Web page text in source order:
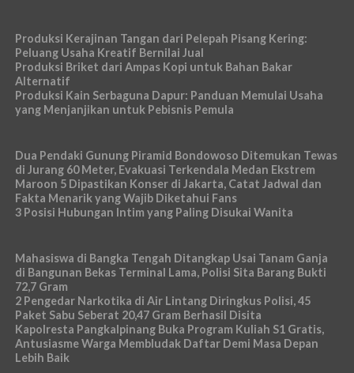
Produksi Kerajinan Tangan dari Pelepah Pisang Kering:
Peluang Usaha Kreatif Bernilai Jual
Produksi Briket dari Ampas Kopi untuk Bahan Bakar
Alternatif
Produksi Kain Serbaguna Dapur: Panduan Memulai Usaha
yang Menjanjikan untuk Pebisnis Pemula
Dua Pendaki Gunung Piramid Bondowoso Ditemukan Tewas
di Jurang 60 Meter, Evakuasi Terkendala Medan Ekstrem
Maroon 5 Dipastikan Konser di Jakarta, Catat Jadwal dan
Fakta Menarik yang Wajib Diketahui Fans
3 Posisi Hubungan Intim yang Paling Disukai Wanita
Mahasiswa di Bangka Tengah Ditangkap Usai Tanam Ganja
di Bangunan Bekas Terminal Lama, Polisi Sita Barang Bukti
72,7 Gram
2 Pengedar Narkotika di Air Lintang Diringkus Polisi, 45
Paket Sabu Seberat 20,47 Gram Berhasil Disita
Kapolresta Pangkalpinang Buka Program Kuliah S1 Gratis,
Antusiasme Warga Membludak Daftar Demi Masa Depan
Lebih Baik